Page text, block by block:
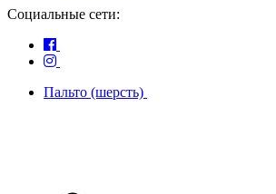
Социальные сети:
Пальто (шерсть)